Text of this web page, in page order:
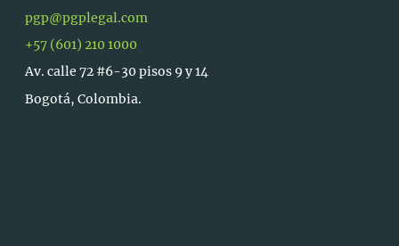
pgp@pgplegal.com
+57 (601) 210 1000
Av. calle 72 #6-30 pisos 9 y 14
Bogotá, Colombia.